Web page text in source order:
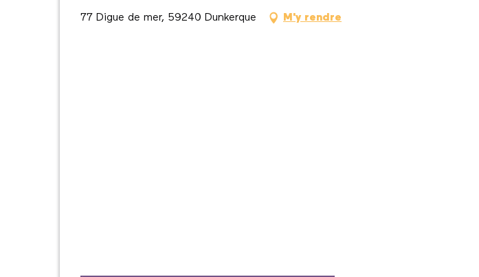
77 Digue de mer, 59240 Dunkerque M'y rendre